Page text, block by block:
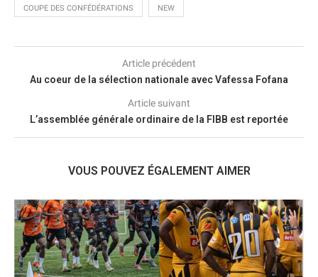
COUPE DES CONFÉDÉRATIONS NEW
Article précédent
Au coeur de la sélection nationale avec Vafessa Fofana
Article suivant
L’assemblée générale ordinaire de la FIBB est reportée
VOUS POUVEZ ÉGALEMENT AIMER